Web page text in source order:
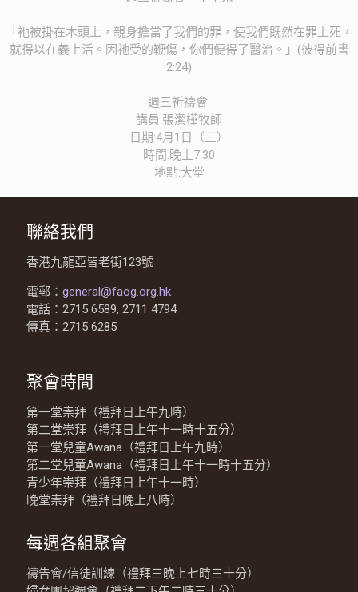
「祂被掛在木頭上，親身擔當了我們的罪，使我們既然在罪上死，
就得以在義上活。因祂受的鞭傷，你們便得了醫治。」(彼得前書
2:24)
週三祈禱會:
講員:張潔樺牧師
日期:4月1日（三）
時間:晚上7:30
地點:大堂
聯絡我們
香港九龍亞皆老街123號
電郵： general@faog.org.hk
電話：2715 6589, 2711 4794
傳真：2715 6285
聚會時間
第一堂崇拜（禮拜日上午九時）
第二堂崇拜（禮拜日上午十一時十五分）
第一堂兒童Awana（禮拜日上午九時）
第二堂兒童Awana（禮拜日上午十一時十五分）
青少年崇拜（禮拜日上午十一時）
晚堂崇拜（禮拜日晚上八時）
每週各組聚會
禱告會/信徒訓練（禮拜三晚上七時三十分）